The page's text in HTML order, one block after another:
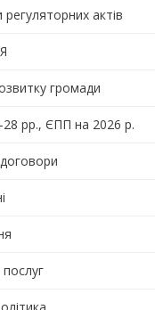
актів
громади
28 рр., ЄПП на 2026 р.